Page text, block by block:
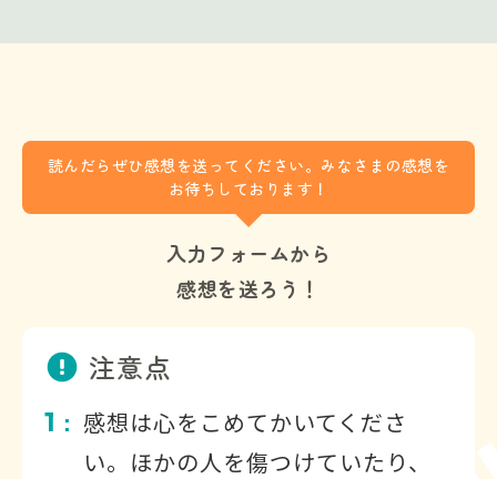
読んだらぜひ感想を送ってください。みなさまの感想を
お待ちしております！
入力フォームから
感想を送ろう！
注意点
1 ： 感想は心をこめてかいてくださ
い。ほかの人を傷つけていたり、